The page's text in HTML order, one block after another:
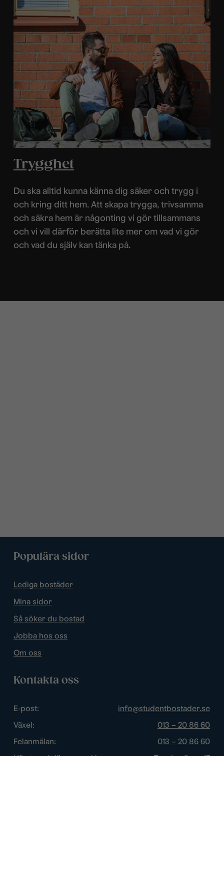
Trygghet
Du ska alltid kunna känna dig säker och trygg i
och kring ditt hem. Att skapa trygga, trivsamma
och säkra hem är någonting vi gör tillsammans
och vi vill därför berätta lite mer om vad vi gör
och vad du själv kan tänka på.
Populära sidor
Lediga bostäder
Mina sidor
Så söker du bostad
Jobba hos oss
Om oss
Kontakta oss
E-post:
info@studentbostader.se
Växel:
013 – 20 86 60
Felanmälan:
013 – 20 86 60
Hämta och lämna nycklar:
Tornbyvägen 1F